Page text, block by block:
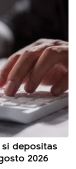
depositas
2026